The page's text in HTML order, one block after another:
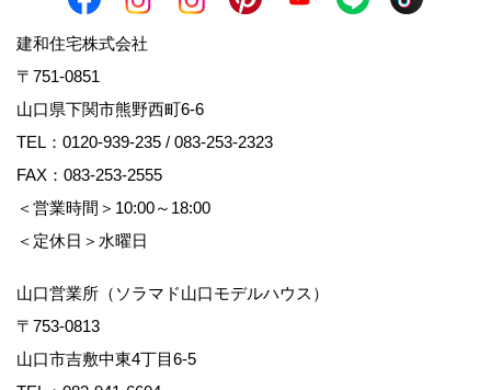
建和住宅株式会社
〒751-0851
山口県下関市熊野西町6-6
TEL： 0120-939-235 / 083-253-2323
FAX：083-253-2555
＜営業時間＞10:00～18:00
＜定休日＞水曜日
山口営業所（ソラマド山口モデルハウス）
〒753-0813
山口市吉敷中東4丁目6-5